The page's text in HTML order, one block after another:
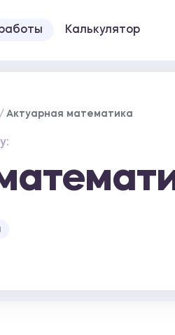
Калькулятор
Актуарная математика